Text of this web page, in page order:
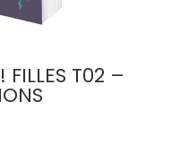
FILLES T02 –